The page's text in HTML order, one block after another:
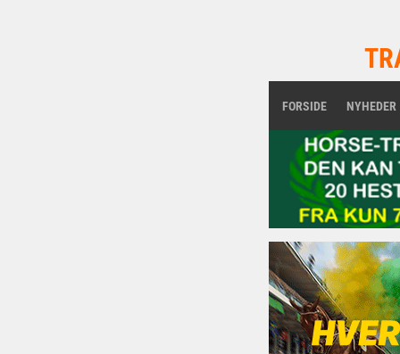
FORSIDE NYHEDER